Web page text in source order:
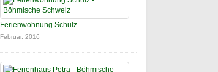
Ferienwohnung Schulz
Februar, 2016